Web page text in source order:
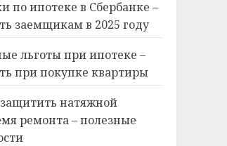
по ипотеке в Сбербанке –
заемщикам в 2025 году
льготы при ипотеке –
при покупке квартиры
натяжной
ремонта – полезные